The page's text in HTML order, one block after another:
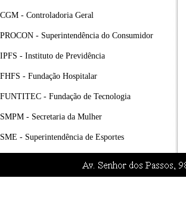
CGM - Controladoria Geral
PROCON - Superintendência do Consumidor
IPFS - Instituto de Previdência
FHFS - Fundação Hospitalar
FUNTITEC - Fundação de Tecnologia
SMPM - Secretaria da Mulher
SME - Superintendência de Esportes